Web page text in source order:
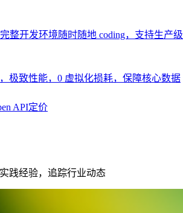
整开发环境随时随地 coding，支持生产级
极致性能，0 虚拟化损耗，保障核心数据
API定价
践经验，追踪行业动态